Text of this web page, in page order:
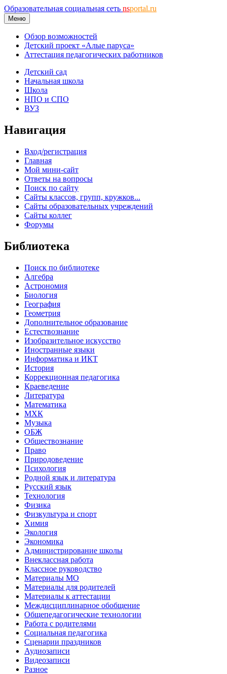
Образовательная социальная сеть nsportal.ru
Меню
Обзор возможностей
Детский проект «Алые паруса»
Аттестация педагогических работников
Детский сад
Начальная школа
Школа
НПО и СПО
ВУЗ
Навигация
Вход/регистрация
Главная
Мой мини-сайт
Ответы на вопросы
Поиск по сайту
Сайты классов, групп, кружков...
Сайты образовательных учреждений
Сайты коллег
Форумы
Библиотека
Поиск по библиотеке
Алгебра
Астрономия
Биология
География
Геометрия
Дополнительное образование
Естествознание
Изобразительное искусство
Иностранные языки
Информатика и ИКТ
История
Коррекционная педагогика
Краеведение
Литература
Математика
МХК
Музыка
ОБЖ
Обществознание
Право
Природоведение
Психология
Родной язык и литература
Русский язык
Технология
Физика
Физкультура и спорт
Химия
Экология
Экономика
Администрирование школы
Внеклассная работа
Классное руководство
Материалы МО
Материалы для родителей
Материалы к аттестации
Междисциплинарное обобщение
Общепедагогические технологии
Работа с родителями
Социальная педагогика
Сценарии праздников
Аудиозаписи
Видеозаписи
Разное